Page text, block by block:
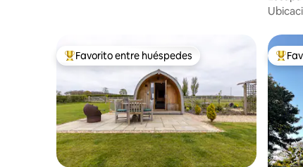
Favorito entre huéspedes preferido
Favorito entre huéspedes